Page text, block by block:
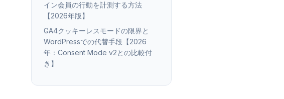
イン会員の行動を計測する方法
【2026年版】
GA4クッキーレスモードの限界と
WordPressでの代替手段【2026
年：Consent Mode v2との比較付
き】